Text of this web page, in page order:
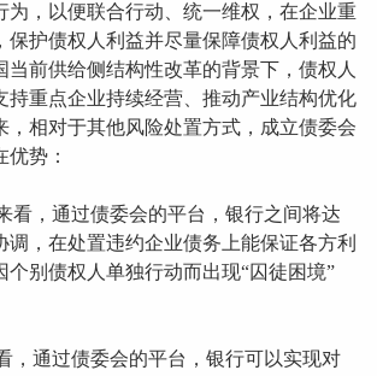
为，以便联合行动、统一维权，在企业重
保护债权人利益并尽量保障债权人利益的
当前供给侧结构性改革的背景下，债权人
持重点企业持续经营、推动产业结构优化
，相对于其他风险处置方式，成立债委会
势：
看，通过债委会的平台，银行之间将达
调，在处置违约企业债务上能保证各方利
个别债权人单独行动而出现“囚徒困境”
，通过债委会的平台，银行可以实现对